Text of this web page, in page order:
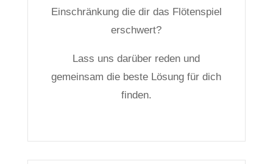
Einschränkung die dir das Flötenspiel
erschwert?
Lass uns darüber reden und
gemeinsam die beste Lösung für dich
finden.